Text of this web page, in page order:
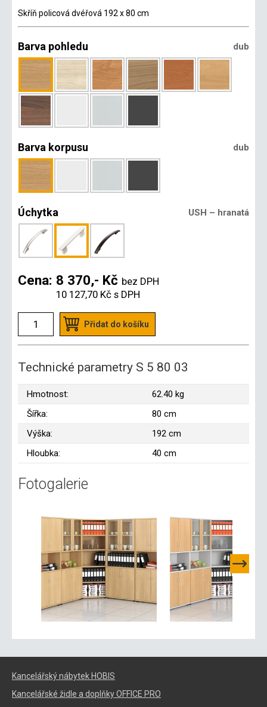
Skříň policová dvéřová 192 x 80 cm
Barva pohledu dub
Barva korpusu dub
Úchytka USH – hranatá
Cena: 8 370,- Kč bez DPH
10 127,70 Kč s DPH
Přidat do košíku
Technické parametry S 5 80 03
Hmotnost:
62.40 kg
Šířka:
80 cm
Výška:
192 cm
Hloubka:
40 cm
Fotogalerie
Kancelářský nábytek HOBIS
Kancelářské židle a doplňky OFFICE PRO